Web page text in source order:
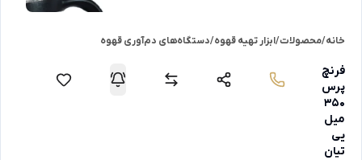
خانه/محصولات/ابزار تهیه قهوه/دستگاه‌های دم‌آوری قهوه
فرنچ
پرس
350
میل
یی
تیان